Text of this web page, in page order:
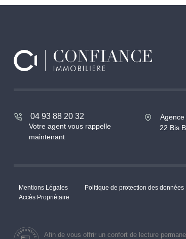
04 93 88 20 32
Votre agent vous rappelle
maintenant
22 Bis
Mentions Légales Politique de protection des données
Accès Propriétaire
Afin de vous offrir un confort de lecture